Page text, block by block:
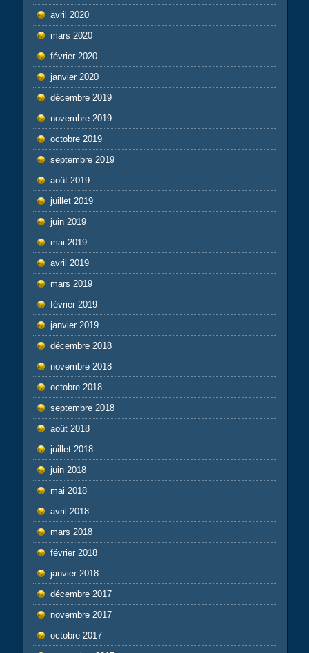
avril 2020
mars 2020
février 2020
janvier 2020
décembre 2019
novembre 2019
octobre 2019
septembre 2019
août 2019
juillet 2019
juin 2019
mai 2019
avril 2019
mars 2019
février 2019
janvier 2019
décembre 2018
novembre 2018
octobre 2018
septembre 2018
août 2018
juillet 2018
juin 2018
mai 2018
avril 2018
mars 2018
février 2018
janvier 2018
décembre 2017
novembre 2017
octobre 2017